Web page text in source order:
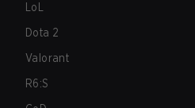
LoL
Dota 2
Valorant
R6:S